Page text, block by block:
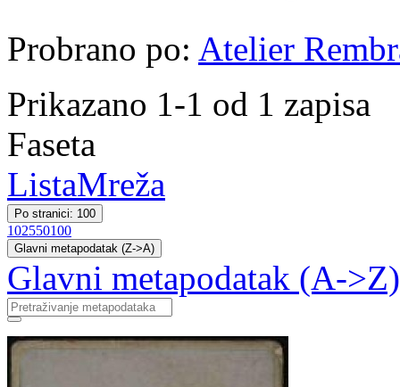
Probrano po: Atelier
Prikazano 1-1 od 1 zapisa
Faseta
ListaMreža
Po stranici: 100
102550100
Glavni metapodatak (Z->A)
Glavni metapodatak (A->Z)